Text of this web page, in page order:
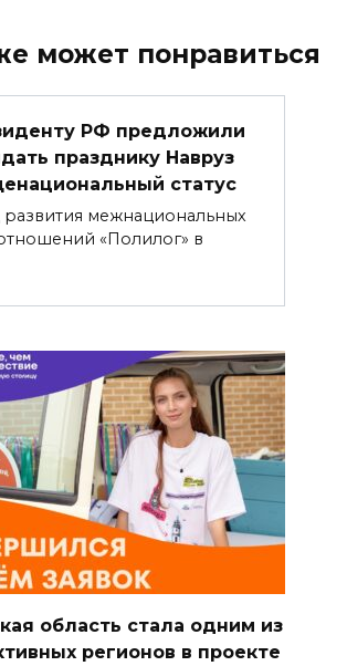
может понравиться
РФ предложили
празднику Навруз
статус
межнациональных
«Полилог» в
область стала одним из
регионов в проекте